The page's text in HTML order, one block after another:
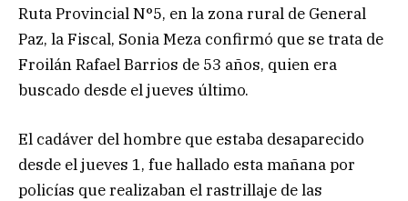
Ruta Provincial N°5, en la zona rural de General
Paz, la Fiscal, Sonia Meza confirmó que se trata de
Froilán Rafael Barrios de 53 años, quien era
buscado desde el jueves último.
El cadáver del hombre que estaba desaparecido
desde el jueves 1, fue hallado esta mañana por
policías que realizaban el rastrillaje de las